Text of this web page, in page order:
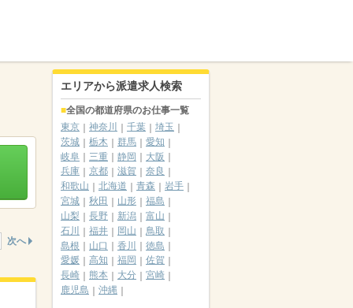
次へ
エリアから派遣求人検索
全国の都道府県のお仕事一覧
東京
神奈川 千葉
埼玉
茨城
栃木 群馬
愛知
岐阜
三重 静岡
大阪
兵庫
京都 滋賀
奈良
和歌山
北海道 青森
岩手
宮城
秋田 山形
福島
山梨
長野 新潟
富山
石川
福井 岡山
鳥取
島根
山口 香川
徳島
愛媛
高知 福岡
佐賀
長崎
熊本 大分
宮崎
鹿児島
沖縄